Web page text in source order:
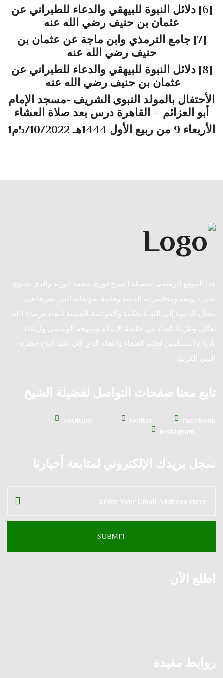
[6]
دلائل النبوة للبيهقي والدعاء للطبراني عن
عثمان بن حنيف رضي الله عنه
[7]
جامع الترمذي وابن ماجة عن عثمان بن
حنيف رضي الله عنه
[8]
دلائل النبوة للبيهقي والدعاء للطبراني عن
عثمان بن حنيف رضي الله عنه
الأحتفال بالمولد النبوى الشريف -مسجد الإمام
أبو العزائم – القاهرة درس بعد صلاة العشاء
الأربعاء 9 من ربيع الأول 1444هـ 5/10/2022م
1
هذا الموقع الرسمي لفضيلة الشيخ فوزي محمد أبوزيد والذي يحتوى
على دروسه ومحاضراته الدينية وقائمة بمؤلفاته التي نشرها في
مجال الدعوة إلى الله بالحكمة والموعظة الحسنة ابتغاء مرضاة الله
تعالى وتقريبا للعباد من حقيقة الإسلام ومنهجه الوسطي وارتقاء
بأرواح المسلمين لعالم الصفاء والنقاء الذي كان عليه أتباع حضرة
النبي الكريم.
تابع معنا صفحات التواصل لفضيلة الشيخ
facebook
twitter
youtube
instagram
سجل بريدك الإلكتروني لمتابعة أخبارنا
اطلع الآن
روابط مفيدة